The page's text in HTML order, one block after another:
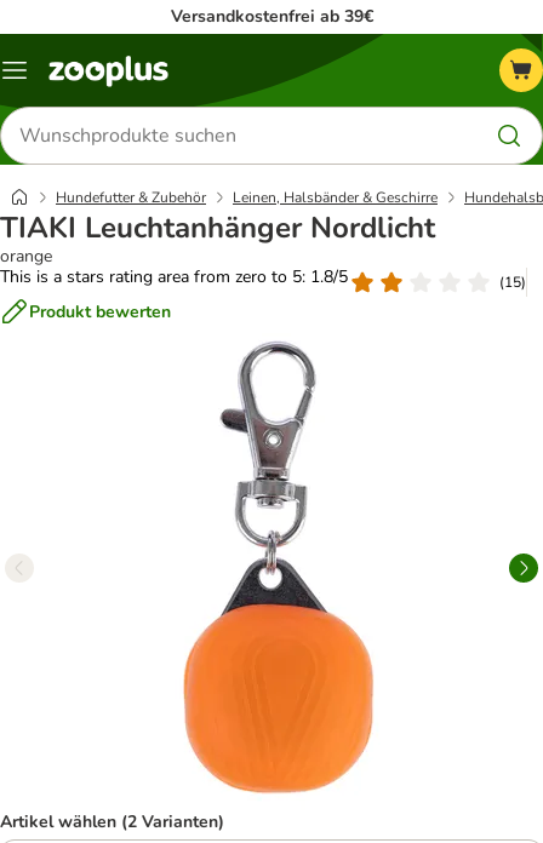
Versandkostenfrei ab 39€
Menü
Produkte
suchen
Hundefutter & Zubehör Leinen, Halsbänder & Geschirre
TIAKI Leuchtanhänger Nordlicht
orange
This is a stars rating area from zero to 5: 1.8/5
(15)
Produkt bewerten
Artikel wählen (2 Varianten)